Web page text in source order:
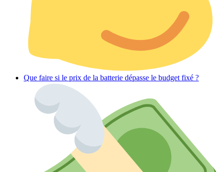
Que faire si le prix de la batterie dépasse le budget fixé ?